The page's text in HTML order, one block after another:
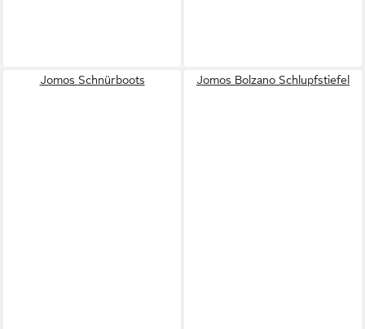
Jomos Schnürboots Jomos Bolzano Schlupfstiefel